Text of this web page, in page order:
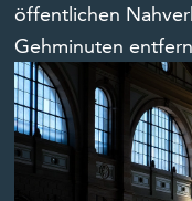
öffentlichen
Gehminuten